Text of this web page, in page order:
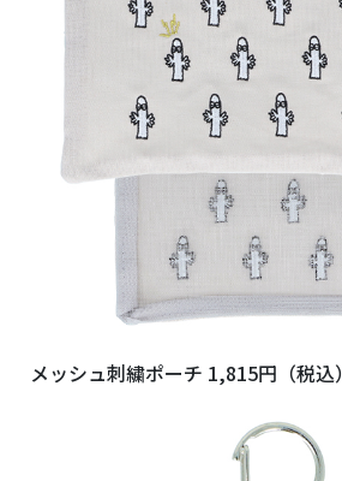
メッシュ刺繍ポーチ 1,815円（税込）